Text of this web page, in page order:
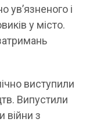
увʼязненого і
у місто.
виступили
Випустили
війни з